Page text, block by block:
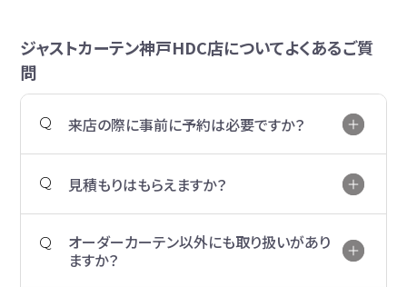
ジャストカーテン神戸HDC店についてよくあるご質
問
来店の際に事前に予約は必要ですか？
見積もりはもらえますか？
オーダーカーテン以外にも取り扱いがあり
ますか？